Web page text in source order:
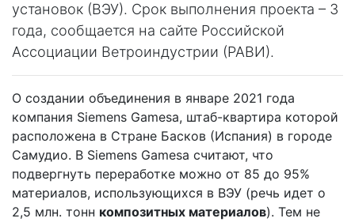
установок (ВЭУ). Срок выполнения проекта – 3
года, сообщается на сайте Российской
Ассоциации Ветроиндустрии (РАВИ).
О создании объединения в январе 2021 года
компания Siemens Gamesa, штаб-квартира которой
расположена в Стране Басков (Испания) в городе
Самудио. В Siemens Gamesa считают, что
подвергнуть переработке можно от 85 до 95%
материалов, использующихся в ВЭУ (речь идет о
2,5 млн. тонн композитных материалов). Тем не